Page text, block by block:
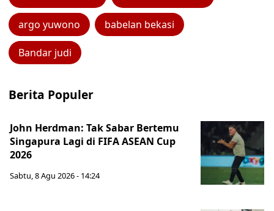
argo yuwono babelan bekasi
Bandar judi
Berita Populer
John Herdman: Tak Sabar Bertemu
Singapura Lagi di FIFA ASEAN Cup
2026
Sabtu, 8 Agu 2026 - 14:24